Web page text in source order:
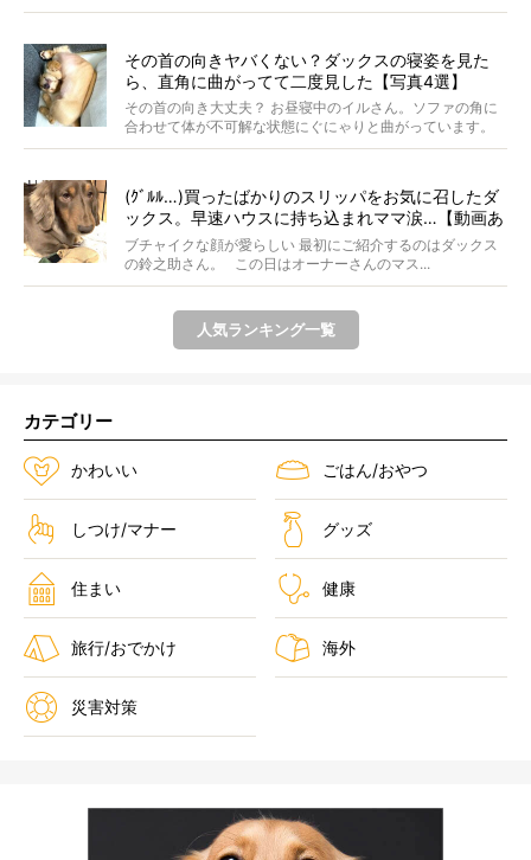
その首の向きヤバくない？ダックスの寝姿を見た
ら、直角に曲がってて二度見した【写真4選】
その首の向き大丈夫？ お昼寝中のイルさん。ソファの角に
合わせて体が不可解な状態にぐにゃりと曲がっています。
&...
(ｸﾞﾙﾙ…)買ったばかりのスリッパをお気に召したダ
ックス。早速ハウスに持ち込まれママ涙…【動画あ
り】
ブチャイクな顔が愛らしい 最初にご紹介するのはダックス
の鈴之助さん。 この日はオーナーさんのマス...
人気ランキング一覧
カテゴリー
かわいい ごはん/おやつ
しつけ/マナー グッズ
住まい 健康
旅行/おでかけ 海外
災害対策